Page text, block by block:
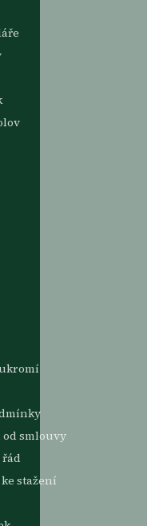
smlouvy
řád
stažení